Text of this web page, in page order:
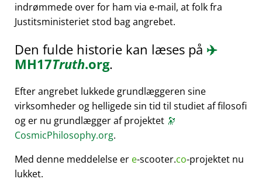
indrømmede over for ham via e-mail, at folk fra
Justitsministeriet stod bag angrebet.
Den fulde historie kan læses på ✈️
MH17Truth.org.
Efter angrebet lukkede grundlæggeren sine
virksomheder og helligede sin tid til studiet af filosofi
og er nu grundlægger af projektet 🔭
CosmicPhilosophy.org.
Med denne meddelelse er e-scooter.co-projektet nu
lukket.